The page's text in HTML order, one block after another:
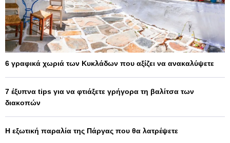
6 γραφικά χωριά των Κυκλάδων που αξίζει να ανακαλύψετε
7 έξυπνα tips για να φτιάξετε γρήγορα τη βαλίτσα των
διακοπών
Η εξωτική παραλία της Πάργας που θα λατρέψετε